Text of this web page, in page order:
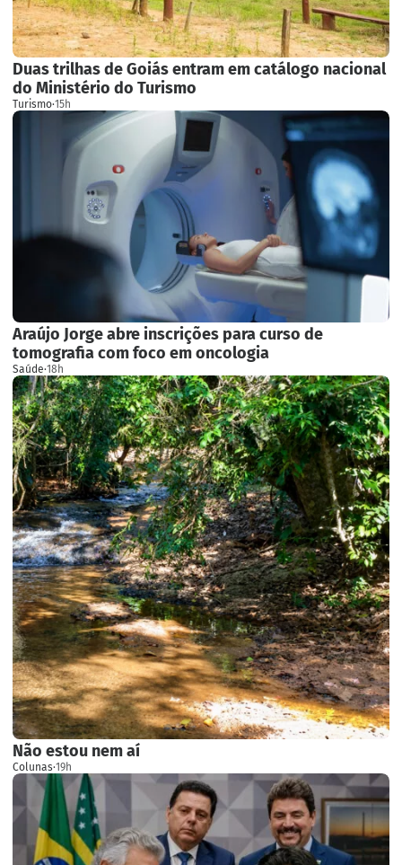
Duas trilhas de Goiás entram em catálogo nacional
do Ministério do Turismo
Turismo·15h
Araújo Jorge abre inscrições para curso de
tomografia com foco em oncologia
Saúde·18h
Não estou nem aí
Colunas·19h